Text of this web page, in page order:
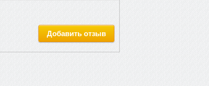
Добавить отзыв